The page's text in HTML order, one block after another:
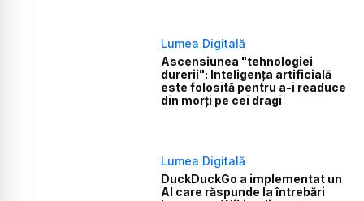
Lumea Digitală
Ascensiunea "tehnologiei
durerii": Inteligența artificială
este folosită pentru a-i readuce
din morți pe cei dragi
Lumea Digitală
DuckDuckGo a implementat un
AI care răspunde la întrebări